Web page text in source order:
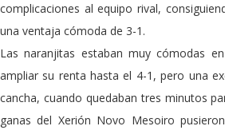
complicaciones al equipo rival,
una ventaja cómoda de 3-1.
Las naranjitas estaban muy cómodas
ampliar su renta hasta el 4-1, pero una
cancha, cuando quedaban tres minutos
ganas del Xerión Novo Mesoiro